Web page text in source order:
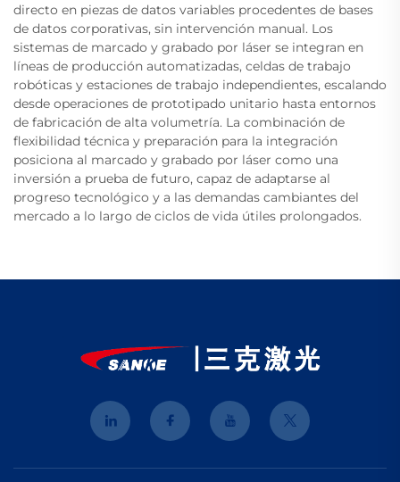
directo en piezas de datos variables procedentes de bases
de datos corporativas, sin intervención manual. Los
sistemas de marcado y grabado por láser se integran en
líneas de producción automatizadas, celdas de trabajo
robóticas y estaciones de trabajo independientes, escalando
desde operaciones de prototipado unitario hasta entornos
de fabricación de alta volumetría. La combinación de
flexibilidad técnica y preparación para la integración
posiciona al marcado y grabado por láser como una
inversión a prueba de futuro, capaz de adaptarse al
progreso tecnológico y a las demandas cambiantes del
mercado a lo largo de ciclos de vida útiles prolongados.